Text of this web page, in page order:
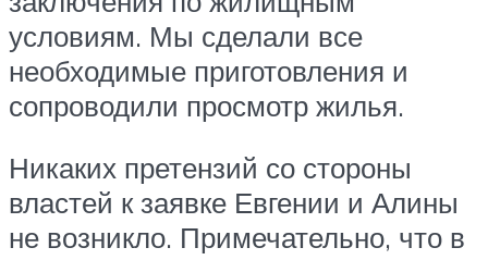
условиям. Мы сделали все
необходимые приготовления и
сопроводили просмотр жилья.
Никаких претензий со стороны
властей к заявке Евгении и Алины
не возникло. Примечательно, что в